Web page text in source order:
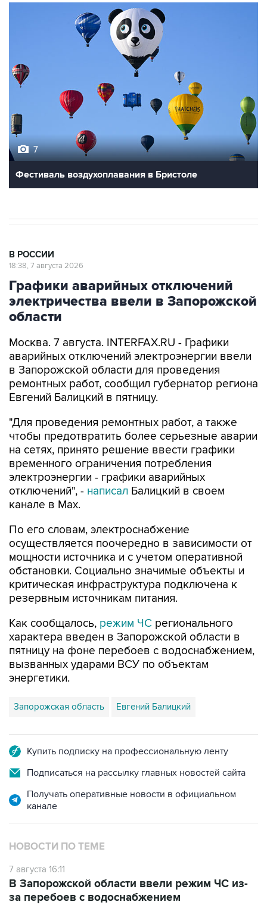
7
Фестиваль воздухоплавания в Бристоле
В РОССИИ
18:38, 7 августа 2026
Графики аварийных отключений
электричества ввели в Запорожской
области
Москва. 7 августа. INTERFAX.RU - Графики
аварийных отключений электроэнергии ввели
в Запорожской области для проведения
ремонтных работ, сообщил губернатор региона
Евгений Балицкий в пятницу.
"Для проведения ремонтных работ, а также
чтобы предотвратить более серьезные аварии
на сетях, принято решение ввести графики
временного ограничения потребления
электроэнергии - графики аварийных
отключений", - написал Балицкий в своем
канале в Max.
По его словам, электроснабжение
осуществляется поочередно в зависимости от
мощности источника и с учетом оперативной
обстановки. Социально значимые объекты и
критическая инфраструктура подключена к
резервным источникам питания.
Как сообщалось, режим ЧС регионального
характера введен в Запорожской области в
пятницу на фоне перебоев с водоснабжением,
вызванных ударами ВСУ по объектам
энергетики.
Запорожская область Евгений Балицкий
Купить подписку на профессиональную ленту
Подписаться на рассылку главных новостей сайта
Получать оперативные новости в официальном
канале
НОВОСТИ ПО ТЕМЕ
7 августа 16:11
В Запорожской области ввели режим ЧС из-
за перебоев с водоснабжением